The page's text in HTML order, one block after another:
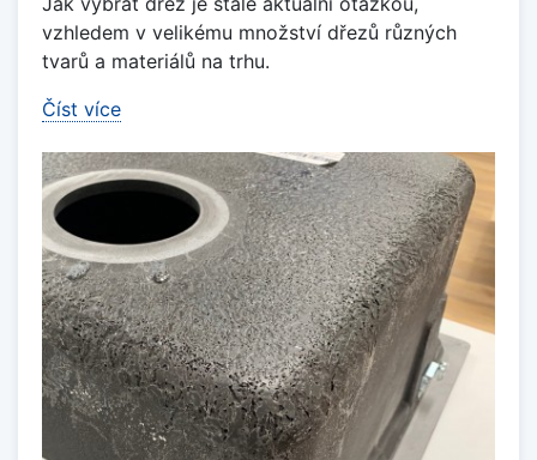
vzhledem v velikému množství dřezů různých
tvarů a materiálů na trhu.
Číst více